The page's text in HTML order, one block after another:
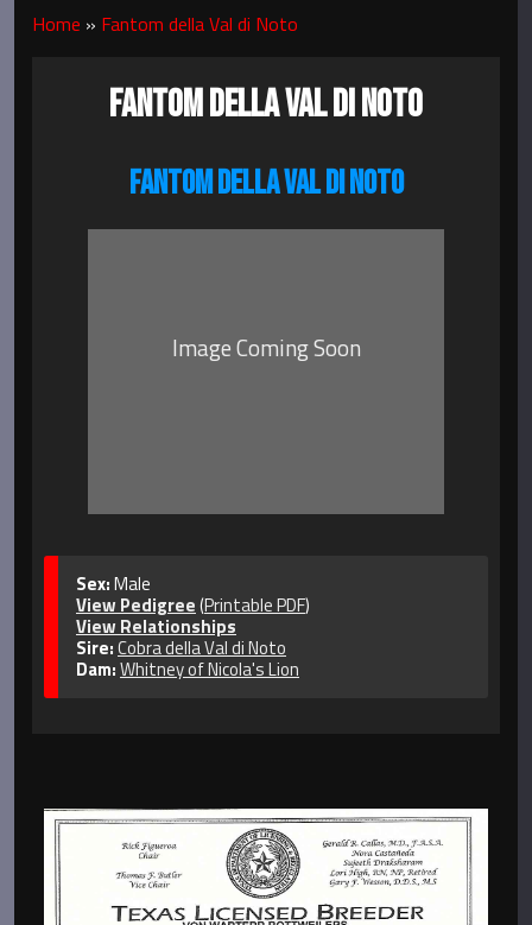
Home » Fantom della Val di Noto
FANTOM DELLA VAL DI NOTO
FANTOM DELLA VAL DI NOTO
Image Coming Soon
Sex:Male
View Pedigree(Printable PDF)
View Relationships
Sire:Cobra della Val di Noto
Dam:Whitney of Nicola's Lion